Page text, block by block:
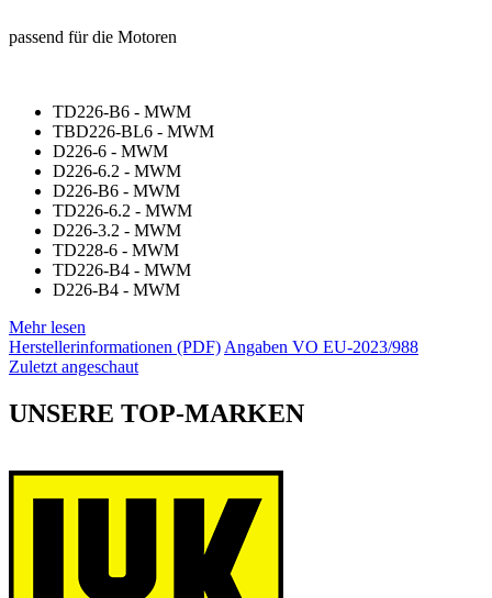
passend für die Motoren
TD226-B6 - MWM
TBD226-BL6 - MWM
D226-6 - MWM
D226-6.2 - MWM
D226-B6 - MWM
TD226-6.2 - MWM
D226-3.2 - MWM
TD228-6 - MWM
TD226-B4 - MWM
D226-B4 - MWM
Mehr lesen
Herstellerinformationen (PDF)Angaben VO EU-2023/988
Zuletzt angeschaut
UNSERE TOP-MARKEN